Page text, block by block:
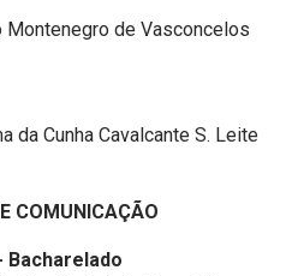
Montenegro de Vasconcelos
da Cunha Cavalcante S. Leite
COMUNICAÇÃO
Bacharelado